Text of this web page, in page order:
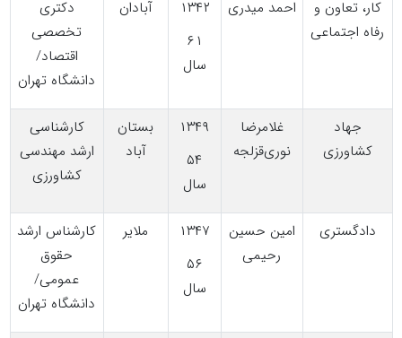
کار، تعاون و
رفاه اجتماعی
احمد میدری
۱۳۴۲
۶۱
سال
آبادان
دکتری
تخصصی
اقتصاد/
دانشگاه تهران
جهاد
کشاورزی
غلامرضا
نوری‌قزلجه
۱۳۴۹
۵۴
سال
بستان
آباد
کارشناسی
ارشد مهندسی
کشاورزی
دادگستری
امین حسین
رحیمی
۱۳۴۷
۵۶
سال
ملایر
کارشناس ارشد
حقوق
عمومی/
دانشگاه تهران